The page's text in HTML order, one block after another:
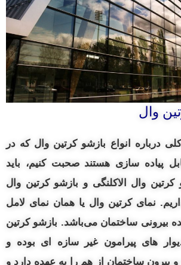
وال
درباره انواع بازشو کرتین وال که در
پیاده سازی هستند صحبت کنیم، باید
وال الاکلنگی و بازشو کرتین وال
نمای کرتین وال یا همان نمای لامل
ساختمان می‌باشد. بازشو کرتین
های پیرامون غیر سازه‌ ای بوده و
و بیرون ساختمان از هم را به عهده دارد و